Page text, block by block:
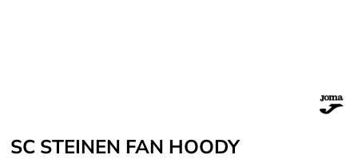
SC STEINEN FAN HOODY